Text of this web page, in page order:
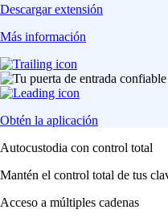
Descargar extensión
Más información
Obtén la aplicación
Autocustodia con control total
Mantén el control total de tus
Acceso a múltiples cadenas